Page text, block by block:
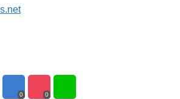
0 0